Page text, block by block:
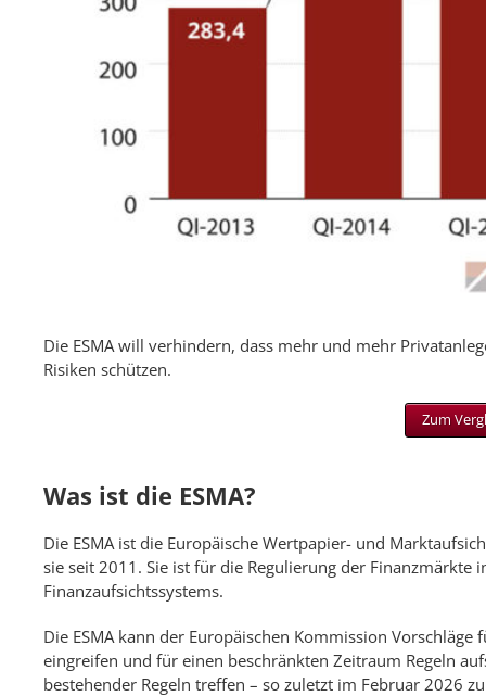
Die ESMA will verhindern, dass mehr und mehr
Risiken schützen.
Zum
Was ist die ESMA?
Die ESMA ist die Europäische Wertpapier- und
sie seit 2011. Sie ist für die Regulierung der Finanzmärkte
Finanzaufsichtssystems.
Die ESMA kann der Europäischen Kommission
eingreifen und für einen beschränkten Zeitraum Regeln
bestehender Regeln treffen – so zuletzt im Februar 2026